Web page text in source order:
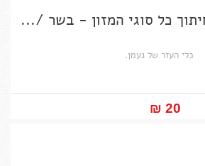
כל סוגי המזון - בשר /...
כלי העזר של נעמן.
20 ₪‎